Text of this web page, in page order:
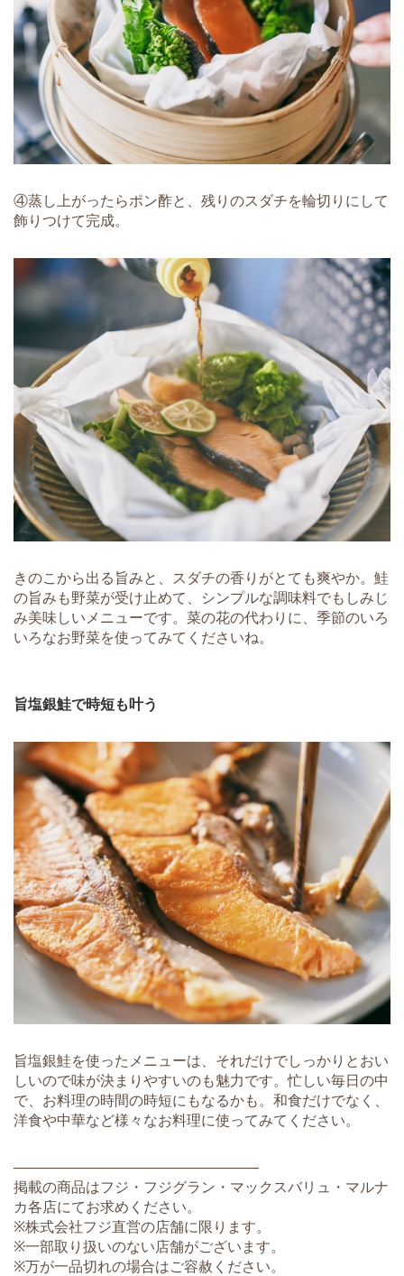
④蒸し上がったらポン酢と、残りのスダチを輪切りにして
飾りつけて完成。
きのこから出る旨みと、スダチの香りがとても爽やか。鮭
の旨みも野菜が受け止めて、シンプルな調味料でもしみじ
み美味しいメニューです。菜の花の代わりに、季節のいろ
いろなお野菜を使ってみてくださいね。
旨塩銀鮭で時短も叶う
旨塩銀鮭を使ったメニューは、それだけでしっかりとおい
しいので味が決まりやすいのも魅力です。忙しい毎日の中
で、お料理の時間の時短にもなるかも。和食だけでなく、
洋食や中華など様々なお料理に使ってみてください。
―――――――――――――――――
掲載の商品はフジ・フジグラン・マックスバリュ・マルナ
カ各店にてお求めください。
※株式会社フジ直営の店舗に限ります。
※一部取り扱いのない店舗がございます。
※万が一品切れの場合はご容赦ください。